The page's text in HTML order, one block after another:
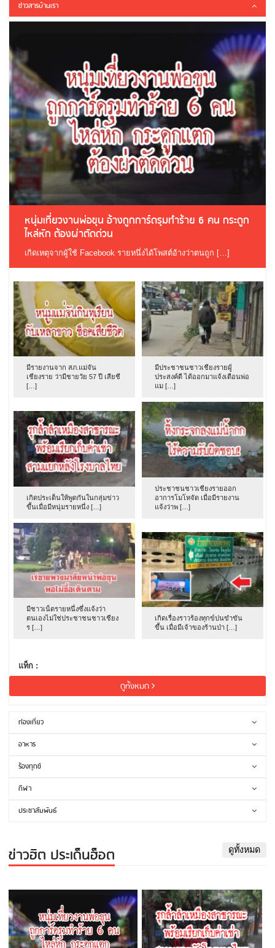
ข่าวสารบ้านเรา
หนุ่มเที่ยวงานพ่อขุน อ้างถูกการ์ดรุมทำร้าย 6 คน กระดูก
ไหล่หัก ต้องผ่าตัดด่วน
เกิดเหตุจากผู้ใช้ Facebook รายหนึ่งได้โพสต์อ้างว่าตนถูก […]
มีรายงานจาก สภ.แม่จัน
เชียงราย ว่ามีชายวัย 57 ปี เสียชี
[…]
มีประชาชนชาวเชียงรายผู้
ประสงค์ดี ได้ออกมาแจ้งเตือนพ่อ
แม […]
เกิดประเด็นให้พูดกันในกลุ่มข่าว
ขึ้นเมื่อมีหนุ่มรายหนึ่ง […]
ประชาชนชาวเชียงรายออก
อาการโมโหจัด เมื่อมีรายงาน
แจ้งว่าพ […]
มีชาวเน็ตรายหนึ่งซึ่งแจ้งว่า
ตนเองไม่ใช่ประชาชนชาวเชียง
ร […]
เกิดเรื่องราวร้องทุกข์ปนขำขัน
ขึ้น เมื่อมีเจ้าของร้านป่า […]
แท็ก :
ดูทั้งหมด
ท่องเที่ยว
อาหาร
ร้องทุกข์
กีฬา
ประชาสัมพันธ์
ข่าวฮิต ประเด็นฮ็อต ดูทั้งหมด